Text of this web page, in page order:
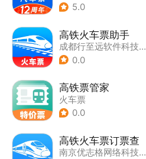
5.0
高铁火车票助手
成都行至远软件科技有限公司
0.0
高铁票管家
火车票
0.0
高铁火车票订票查
南京优志格网络科技有限公司